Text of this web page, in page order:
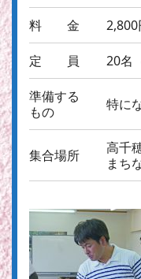
料 金 2,800
定 員 20名
準備する
もの
特に
集合場所
高千
まち